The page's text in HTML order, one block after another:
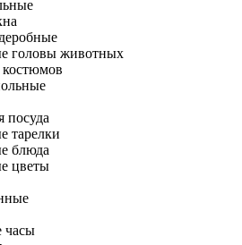
головы животных
посуда
тарелки
блюда
цветы
часы